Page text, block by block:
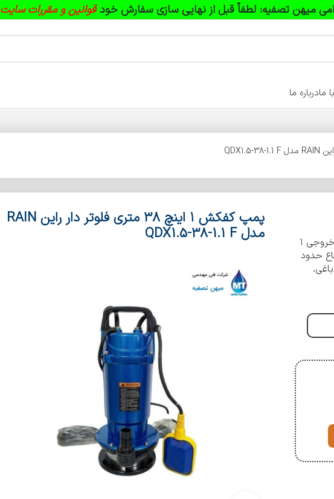
میهن تصفیه: لطفاً قبل از نهایی سازی سفارش خودقوانین و مقررات سایت
مادرباره ما
با خروجی ۱
حدود
پمپ کفکش ۱ اینچ 38 متری فلوتر دار راین RAIN
مدل QDX1.5-38-1.1 F